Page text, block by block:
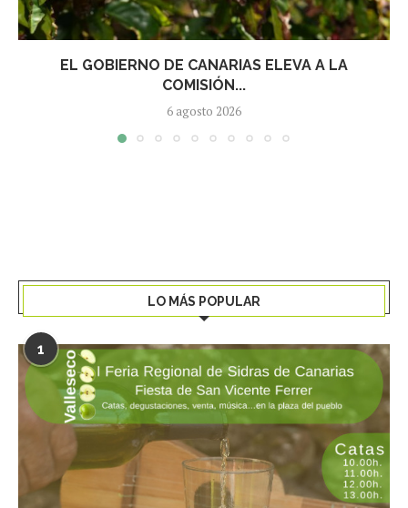
EL GOBIERNO DE CANARIAS ELEVA A LA
COMISIÓN...
6 agosto 2026
LO MÁS POPULAR
1